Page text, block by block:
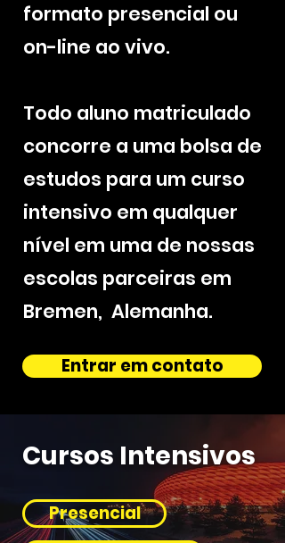
formato presencial ou
on-line ao vivo.
Todo aluno matriculado
concorre a uma bolsa de
estudos para um curso
intensivo em qualquer
nível em uma de nossas
escolas parceiras em
Bremen, Alemanha.
Entrar em contato
Cursos Intensivos
Presencial